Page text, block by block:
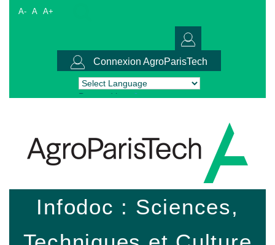
A- A A+
Connexion AgroParisTech
Powered by Translate
Infodoc : Sciences,